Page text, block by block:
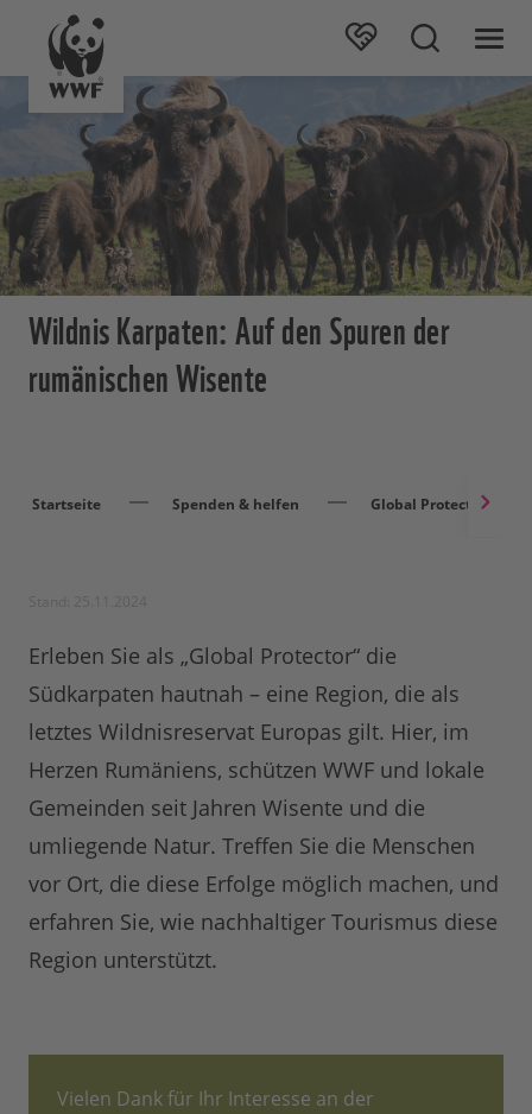
Wildnis Karpaten: Auf den Spuren der
rumänischen Wisente
Startseite Spenden & helfen Global Protector
Erleben Sie als „Global Protector“ die
Südkarpaten hautnah – eine Region, die als
letztes Wildnisreservat Europas gilt. Hier, im
Herzen Rumäniens, schützen WWF und lokale
Gemeinden seit Jahren Wisente und die
umliegende Natur. Treffen Sie die Menschen
vor Ort, die diese Erfolge möglich machen, und
erfahren Sie, wie nachhaltiger Tourismus diese
Region unterstützt.
Vielen Dank für Ihr Interesse an der